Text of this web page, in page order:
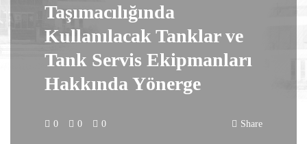
Taşımacılığında
Kullanılacak Tanklar ve
Tank Servis Ekipmanları
Hakkında Yönerge
0 0 0 Share